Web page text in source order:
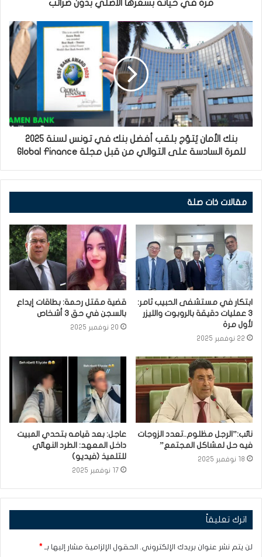
مرة في حياته بسعرها الاصلي بدون ضرائب
بنك الأمان يُتوّج بلقب أفضل بنك في تونس لسنة 2025
للمرة السادسة على التوالي من قبل مجلة Global Finance
مقالات ذات صلة
ابتكار في مستشفى الحبيب ثامر:
3 عمليات دقيقة بالروبوت والليزر
لأول مرة
22 نوفمبر 2025
قضية مقتل رحمة: بطاقات إيداع
بالسجن في حق 3 أشخاص
20 نوفمبر 2025
نائب:”الرجل مظلوم..تعدد الزوجات
فيه حل لمشاكل المجتمع”
18 نوفمبر 2025
عاجل: بعد قيامه بتحدي المبيت
داخل المعهد: الطرد النهائي
للتلميذ (فيديو)
17 نوفمبر 2025
اترك تعليقاً
لن يتم نشر عنوان بريدك الإلكتروني. الحقول الإلزامية مشار إليها بـ *